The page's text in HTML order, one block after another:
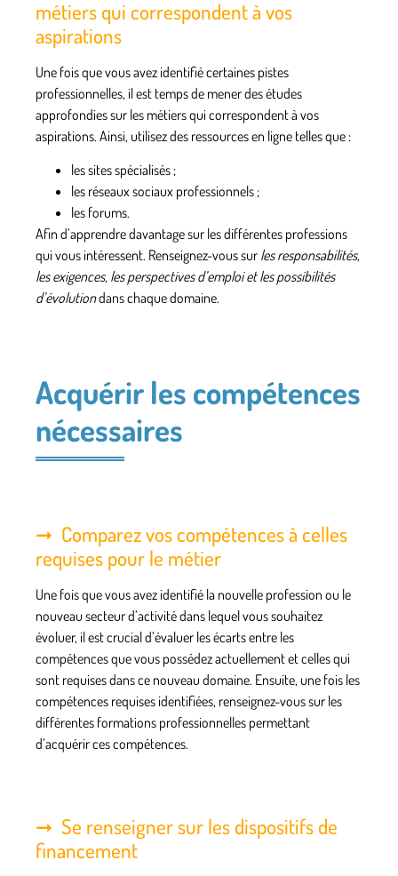
métiers qui correspondent à vos
aspirations
Une fois que vous avez identifié certaines pistes
professionnelles, il est temps de mener des études
approfondies sur les métiers qui correspondent à vos
aspirations. Ainsi, utilisezdes ressources en ligne telles que :
les sites spécialisés ;
les réseaux sociaux professionnels ;
les forums.
Afin d’apprendre davantage sur les différentes professions
qui vous intéressent. Renseignez-vous sur les responsabilités,
les exigences, les perspectives d’emploi et les possibilités
d’évolutiondans chaque domaine.
Acquérir les compétences
nécessaires
Comparez vos compétences à celles
requises pour le métier
Une fois que vous avez identifié la nouvelle profession ou le
nouveau secteur d’activité dans lequel vous souhaitez
évoluer, il est crucial d’évaluer les écarts entre les
compétences que vous possédez actuellement et celles qui
sont requises dans ce nouveau domaine. Ensuite, une fois les
compétences requises identifiées, renseignez-vous sur les
différentes formations professionnelles permettant
d’acquérir ces compétences.
Se renseigner sur les dispositifs de
financement